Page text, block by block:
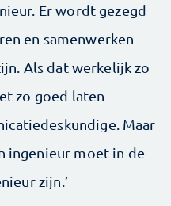
Er wordt gezegd
en samenwerken
Als dat werkelijk zo
zo goed laten
Maar
ingenieur moet in de
zijn.’